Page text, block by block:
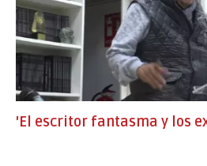
'El escritor fantasma y los